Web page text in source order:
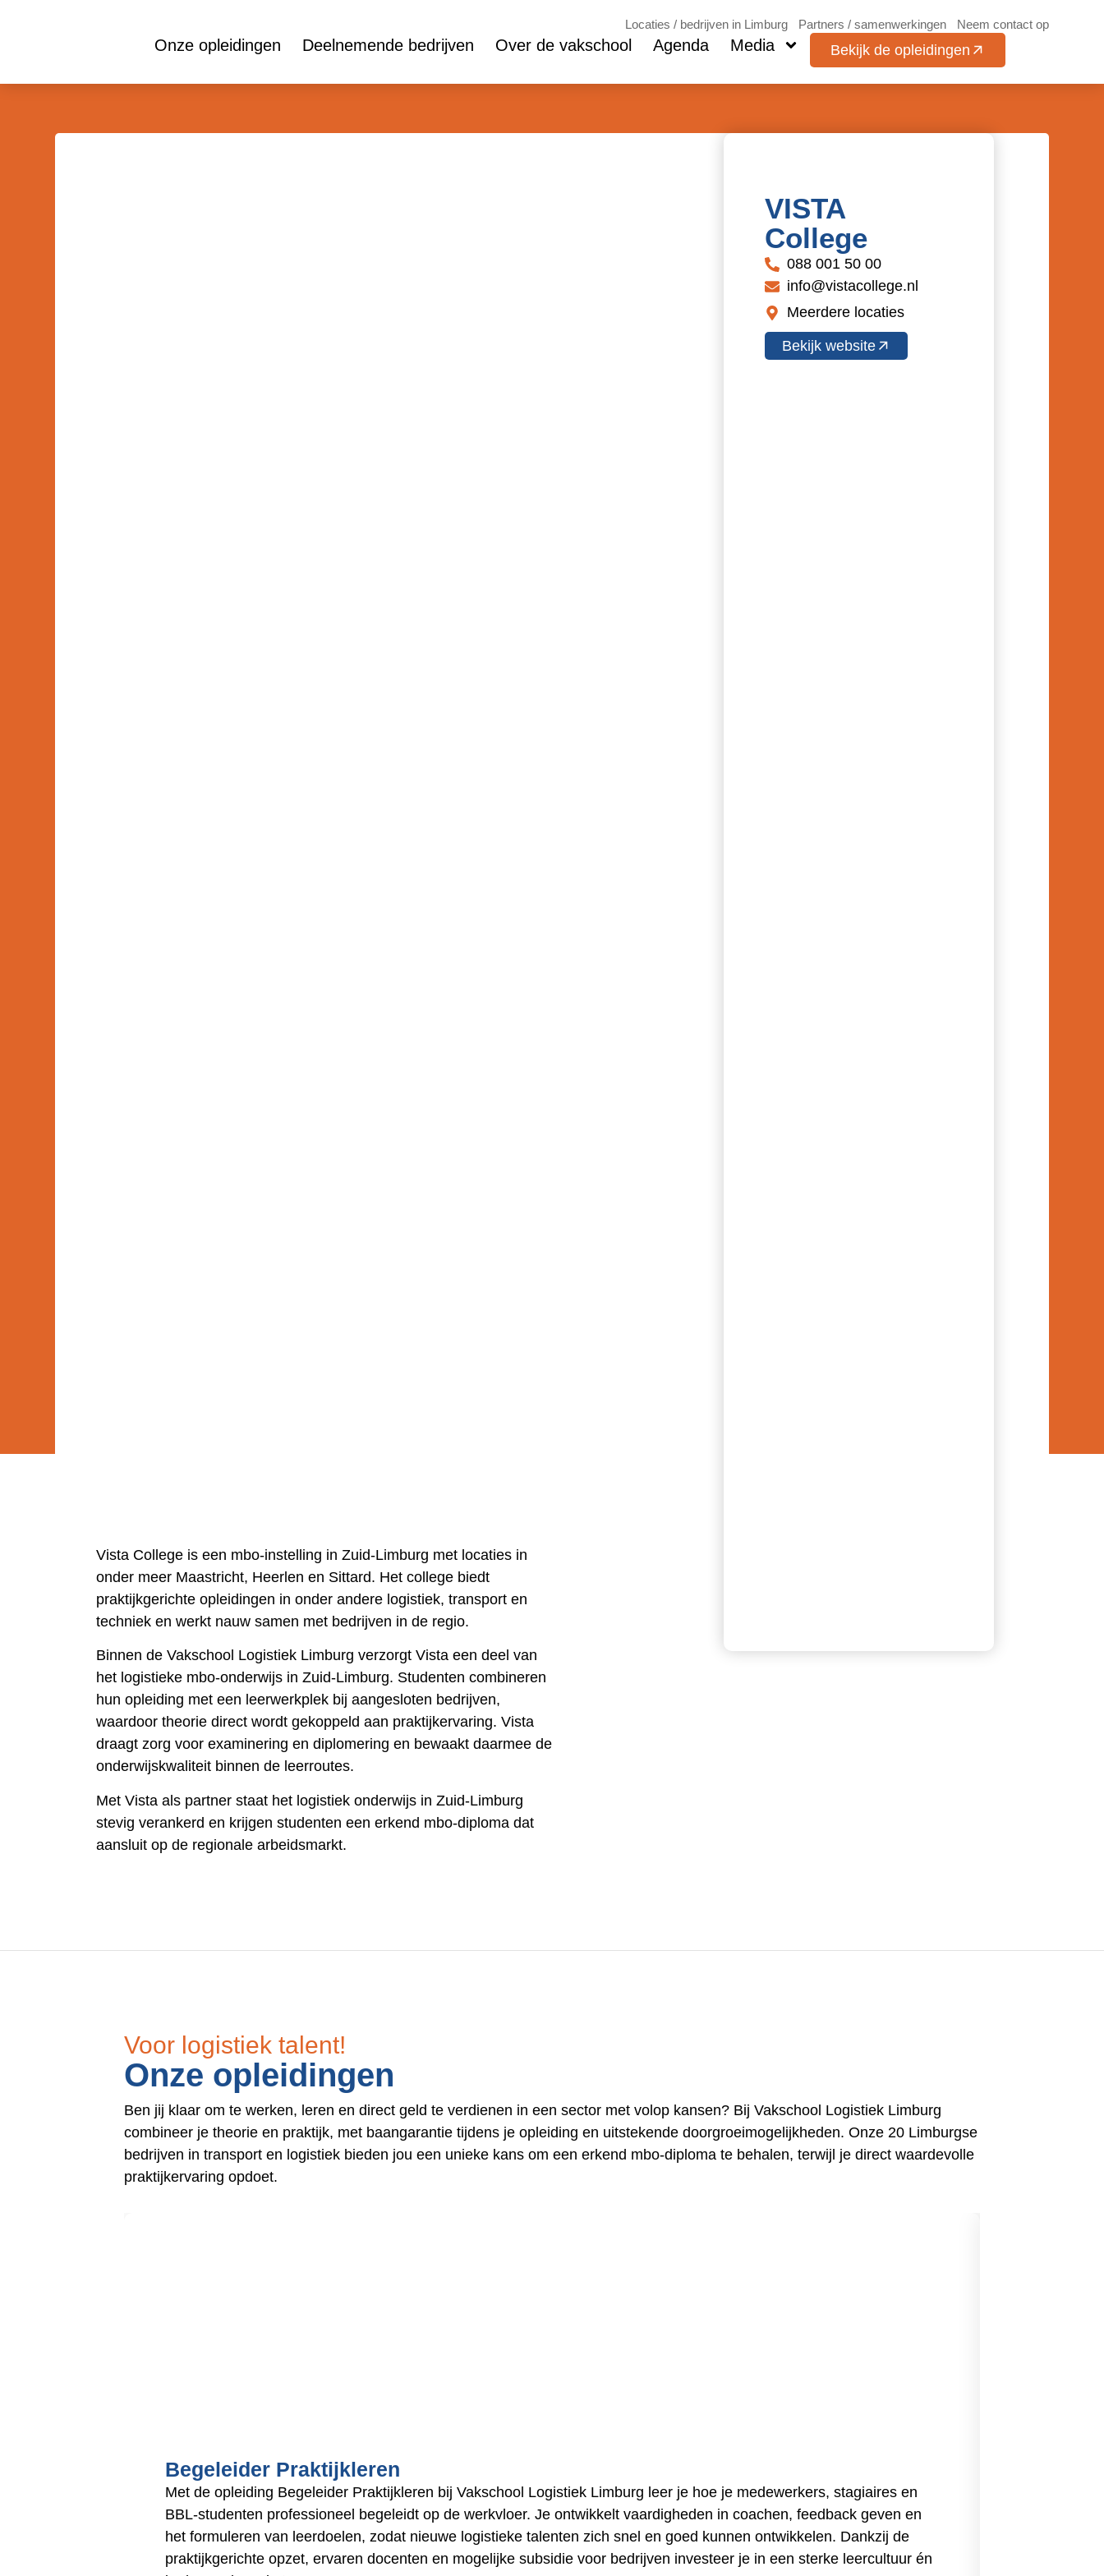
Locaties / bedrijven in Limburg Partners / samenwerkingen Neem contact op
Onze opleidingen Deelnemende bedrijven Over de vakschool Agenda Media Bekijk de opleidingen
VISTA
College
088 001 50 00
info@vistacollege.nl
Meerdere locaties
Bekijk website
Vista College is een mbo-instelling in Zuid-Limburg met locaties in
onder meer Maastricht, Heerlen en Sittard. Het college biedt
praktijkgerichte opleidingen in onder andere logistiek, transport en
techniek en werkt nauw samen met bedrijven in de regio.
Binnen de Vakschool Logistiek Limburg verzorgt Vista een deel van
het logistieke mbo-onderwijs in Zuid-Limburg. Studenten combineren
hun opleiding met een leerwerkplek bij aangesloten bedrijven,
waardoor theorie direct wordt gekoppeld aan praktijkervaring. Vista
draagt zorg voor examinering en diplomering en bewaakt daarmee de
onderwijskwaliteit binnen de leerroutes.
Met Vista als partner staat het logistiek onderwijs in Zuid-Limburg
stevig verankerd en krijgen studenten een erkend mbo-diploma dat
aansluit op de regionale arbeidsmarkt.
Voor logistiek talent!
Onze opleidingen
Ben jij klaar om te werken, leren en direct geld te verdienen in een sector met volop kansen? Bij Vakschool Logistiek Limburg
combineer je theorie en praktijk, met baangarantie tijdens je opleiding en uitstekende doorgroeimogelijkheden. Onze 20 Limburgse
bedrijven in transport en logistiek bieden jou een unieke kans om een erkend mbo-diploma te behalen, terwijl je direct waardevolle
praktijkervaring opdoet.
Begeleider Praktijkleren
Met de opleiding Begeleider Praktijkleren bij Vakschool Logistiek Limburg leer je hoe je medewerkers, stagiaires en
BBL-studenten professioneel begeleidt op de werkvloer. Je ontwikkelt vaardigheden in coachen, feedback geven en
het formuleren van leerdoelen, zodat nieuwe logistieke talenten zich snel en goed kunnen ontwikkelen. Dankzij de
praktijkgerichte opzet, ervaren docenten en mogelijke subsidie voor bedrijven investeer je in een sterke leercultuur én